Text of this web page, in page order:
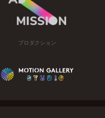
プロダクション